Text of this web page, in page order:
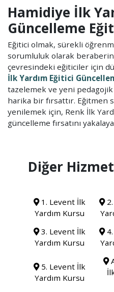
Hamidiye İlk
Güncelleme
Eğitici olmak, sürekli
sorumluluk olarak
çevresindeki eğiticiler için
İlk Yardım Eğitici
tazelemek ve yeni pedagojik
harika bir fırsattır. Eğitmen
yenilemek için, Renk İlk
güncelleme fırsatını
Diğer
1. Levent İlk
Yardım Kursu
2.
3. Levent İlk
Yardım Kursu
4.
5. Levent İlk
Yardım Kursu